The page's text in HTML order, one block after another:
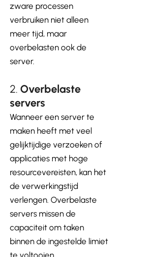
zware processen
verbruiken niet alleen
meer tijd, maar
overbelasten ook de
server.
2. Overbelaste
servers
Wanneer een server te
maken heeft met veel
gelijktijdige verzoeken of
applicaties met hoge
resourcevereisten, kan het
de verwerkingstijd
verlengen. Overbelaste
servers missen de
capaciteit om taken
binnen de ingestelde limiet